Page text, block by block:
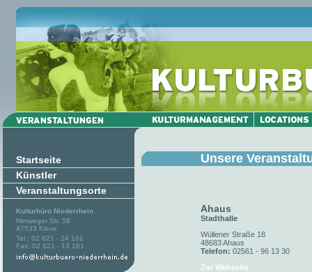
Startseite
Künstler
Veranstaltungsorte
Kulturbüro Niederrhein
Nimweger Str. 58
47533 Kleve
Tel.: 02 821 - 24 161
Fax: 02 821 - 13 161
Unsere
Ahaus
Stadthalle
Wüllener Straße 18
48683 Ahaus
Telefon: 02561 - 96 13 30
Zur Webseite